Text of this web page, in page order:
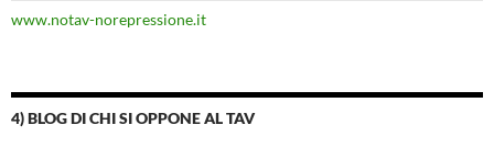
www.notav-norepressione.it
4) BLOG DI CHI SI OPPONE AL TAV